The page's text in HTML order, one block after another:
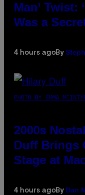
Man’ Twist:
Was a
4 hours ago By
PHOTO BY EMMA
2000s
Duff Brings
Stage at
4 hours ago By Dan